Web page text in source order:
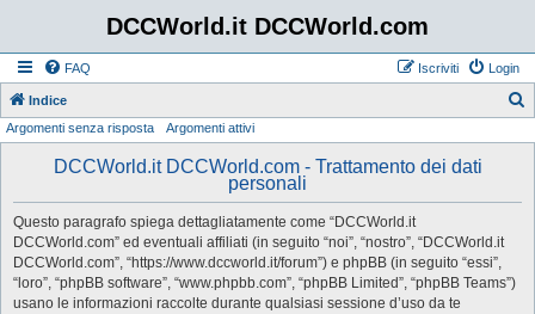
DCCWorld.it DCCWorld.com
FAQ Login
Iscriviti
Indice
Argomenti senza risposta Argomenti attivi
DCCWorld.it DCCWorld.com - Trattamento dei dati
personali
Questo paragrafo spiega dettagliatamente come “DCCWorld.it
DCCWorld.com” ed eventuali affiliati (in seguito “noi”, “nostro”, “DCCWorld.it
DCCWorld.com”, “https://www.dccworld.it/forum”) e phpBB (in seguito “essi”,
“loro”, “phpBB software”, “www.phpbb.com”, “phpBB Limited”, “phpBB Teams”)
usano le informazioni raccolte durante qualsiasi sessione d’uso da te